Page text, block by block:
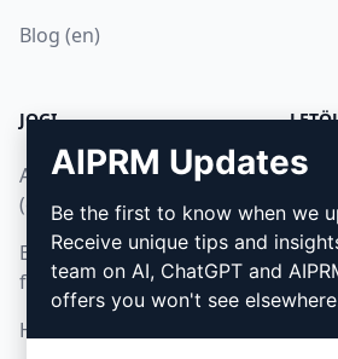
Blog (en)
JOGI
Adatvédelmi irányelvek
(en)
Elfogadható használati
feltételek (en)
Használati feltételek (en)
AIPRM Updates
Be the first to know when we
Receive unique tips and
team on AI, ChatGPT and
offers you won't see